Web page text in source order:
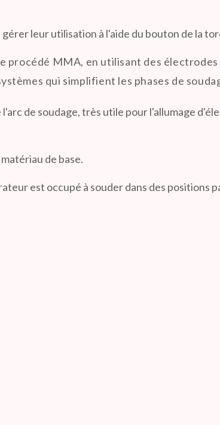
leur utilisation à l'aide du bouton de la
procédé MMA, en utilisant des
qui simplifient les phases de
de soudage, très utile pour l'allumage
de base.
est occupé à souder dans des positions